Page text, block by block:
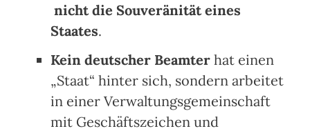
nicht die Souveränität eines
Staates.
Kein deutscher Beamter hat einen
„Staat“ hinter sich, sondern arbeitet
in einer Verwaltungsgemeinschaft
mit Geschäftszeichen und